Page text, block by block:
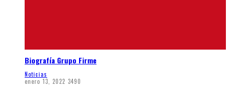
Biografía Grupo Firme
Noticias
enero 13, 2022 3490